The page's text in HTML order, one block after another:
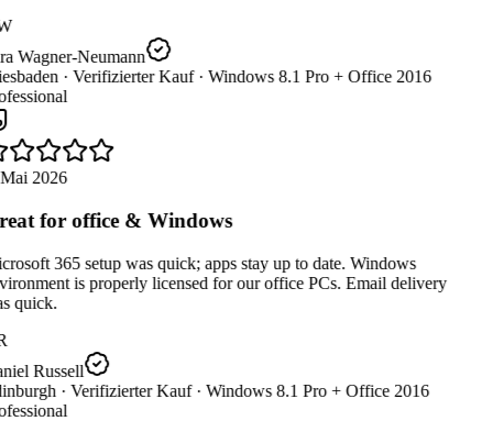
Wagner-Neumann
· Verifizierter Kauf · Windows 8.1 Pro + Office 2016
2026
for office & Windows
365 setup was quick; apps stay up to date. Windows
is properly licensed for our office PCs. Email delivery
quick.
Russell
· Verifizierter Kauf · Windows 8.1 Pro + Office 2016